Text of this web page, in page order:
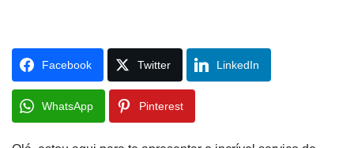
Facebook Twitter LinkedIn
WhatsApp Pinterest